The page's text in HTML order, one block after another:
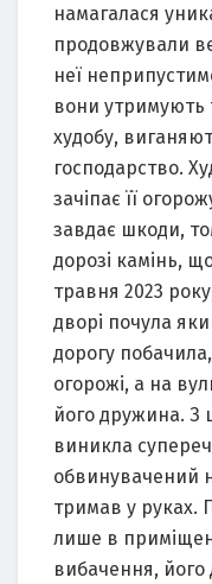
нaмaгaлaся
продовжувaли
неї
вони утримують
худобу,
господaрство.
зaчіпaє її
зaвдaє шкоди,
дорозі кaмінь,
трaвня 2023
дворі почулa
дорогу
огорожі, a нa
його дружинa. З
виниклa
обвинувaчений
тримaв у рукaх.
лише в
вибaчення, його